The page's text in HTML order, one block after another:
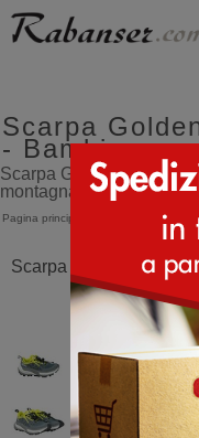
top
Scarpa
- Bambino
Scarpa Golden Gate Atr
montagna per ragazzi -
Pagina principale Golden
Scarpa Golden Gate